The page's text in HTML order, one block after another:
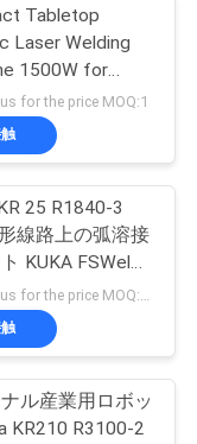
機械
5
Tabletop
Laser Welding
1500W for
& Small Parts
for the price MOQ:1
25 R1840-3
線路上の弧溶接
KUKA FSWeld
システム
Contact us for the price MOQ:1セット
ル産業用ロボッ
KR210 R3100-2